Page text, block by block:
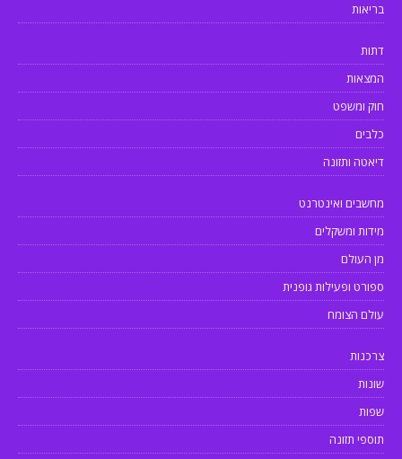
בריאות
דתות
המצאות
חוק ומשפט
כלבים
דיאטה ותזונה
מחשבים ואינטרנט
מידות ומשקלים
מן העולם
ספורט ופעילות גופנית
עולם הצומח
צרכנות
שונות
שפות
תוספי תזונה